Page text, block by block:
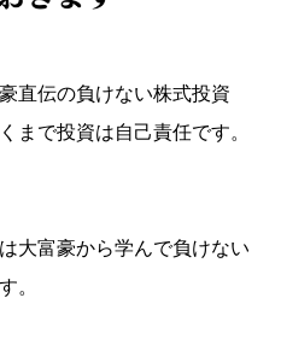
直伝の負けない株式投資
まで投資は自己責任です。
大富豪から学んで負けない
。